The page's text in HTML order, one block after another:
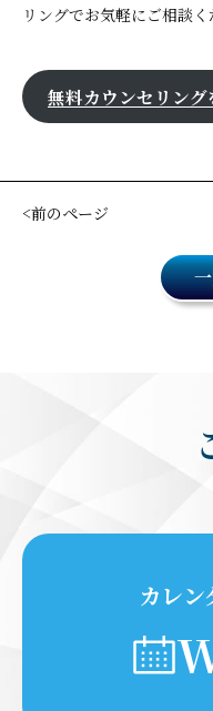
リングでお気軽にご相談く
無料カウンセリング
前のページ
カレ